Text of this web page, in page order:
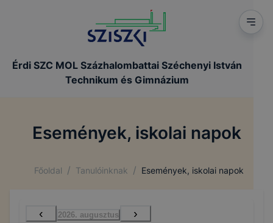
Érdi SZC MOL Százhalombattai Széchenyi István
Technikum és Gimnázium
Események, iskolai napok
Főoldal / Tanulóinknak / Események, iskolai napok
‹ 2026. augusztus ›